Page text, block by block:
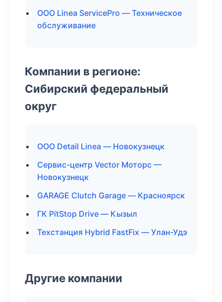
ООО Linea ServicePro — Техническое
обслуживание
Компании в регионе:
Сибирский федеральный
округ
ООО Detail Linea — Новокузнецк
Сервис-центр Vector Моторс —
Новокузнецк
GARAGE Clutch Garage — Красноярск
ГК PitStop Drive — Кызыл
Техстанция Hybrid FastFix — Улан-Удэ
Другие компании